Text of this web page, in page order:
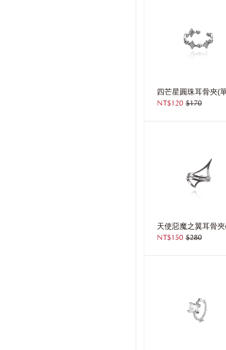
四芒星圓珠耳骨夾(
NT$120 $170
NT$150 $280